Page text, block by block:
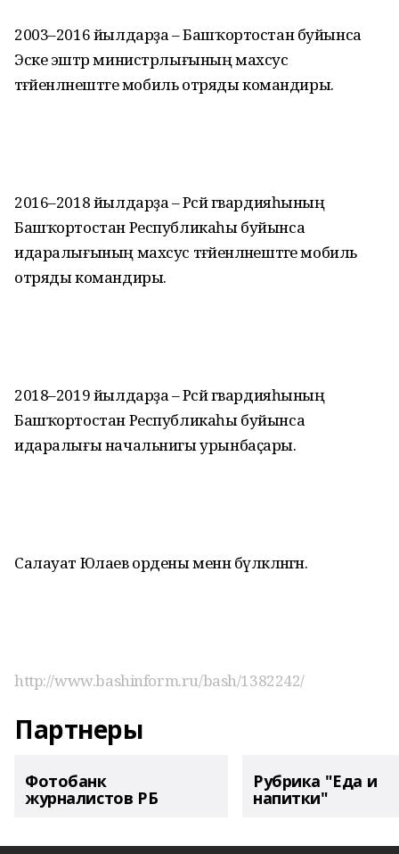
2003–2016 йылдарҙа – Башҡортостан буйынса
Эске эштәр министрлығының махсус
тәғәйенләнештәге мобиль отряды командиры.
2016–2018 йылдарҙа – Рәсәй гвардияһының
Башҡортостан Республикаһы буйынса
идаралығының махсус тәғәйенләнештәге мобиль
отряды командиры.
2018–2019 йылдарҙа – Рәсәй гвардияһының
Башҡортостан Республикаһы буйынса
идаралығы начальнигы урынбаҫары.
Салауат Юлаев ордены менән бүләкләнгән.
http://www.bashinform.ru/bash/1382242/
Партнеры
Фотобанк
журналистов РБ
Рубрика "Еда и
напитки"